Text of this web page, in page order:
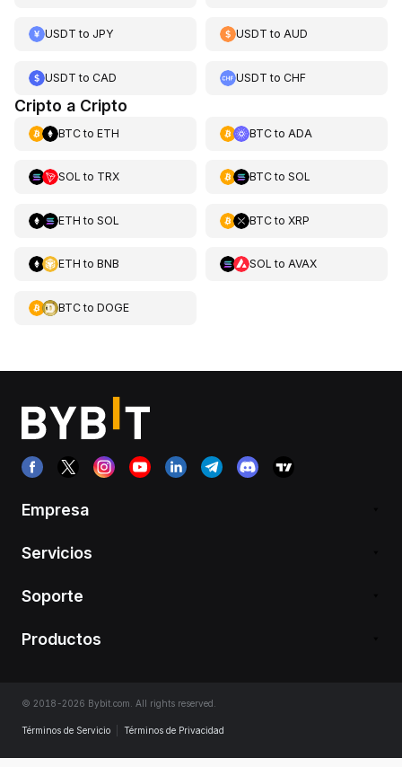
USDT to JPY USDT toAUD
USDT to CAD USDT toCHF
Cripto a Cripto
BTCto ETH BTCto ADA
SOL to TRX BTCto SOL
ETH to SOL BTCto XRP
ETH to BNB SOL to AVAX
BTCto DOGE
Empresa
Servicios
Soporte
Productos
© 2018-2026 Bybit.com. All rights reserved.
Términos de Servicio Términos de Privacidad